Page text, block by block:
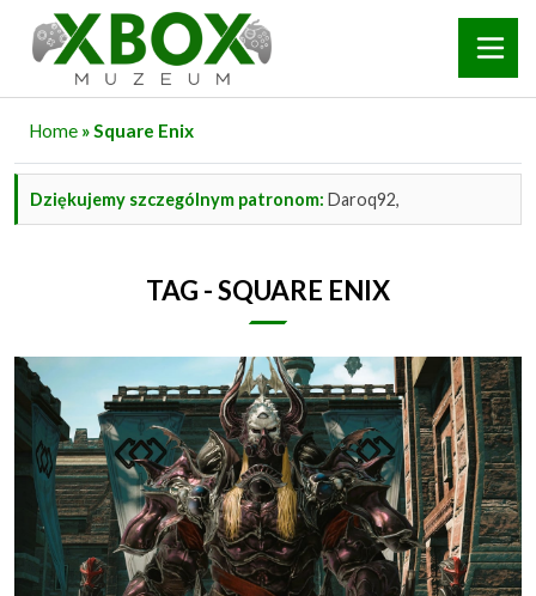
Home » Square Enix
Dziękujemy szczególnym patronom: Daroq92,
TAG - SQUARE ENIX